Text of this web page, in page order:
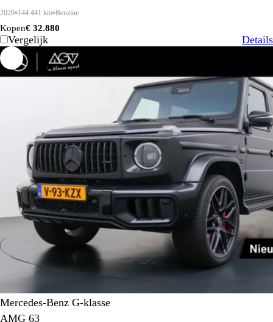
2020 144.441 km Benzine
Kopen€ 32.880
Vergelijk Details
Mercedes-Benz G-klasse
AMG 63